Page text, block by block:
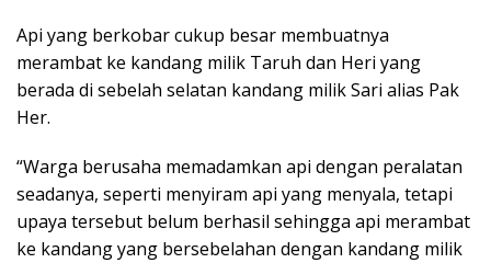
Api yang berkobar cukup besar membuatnya
merambat ke kandang milik Taruh dan Heri yang
berada di sebelah selatan kandang milik Sari alias Pak
Her.
“Warga berusaha memadamkan api dengan peralatan
seadanya, seperti menyiram api yang menyala, tetapi
upaya tersebut belum berhasil sehingga api merambat
ke kandang yang bersebelahan dengan kandang milik